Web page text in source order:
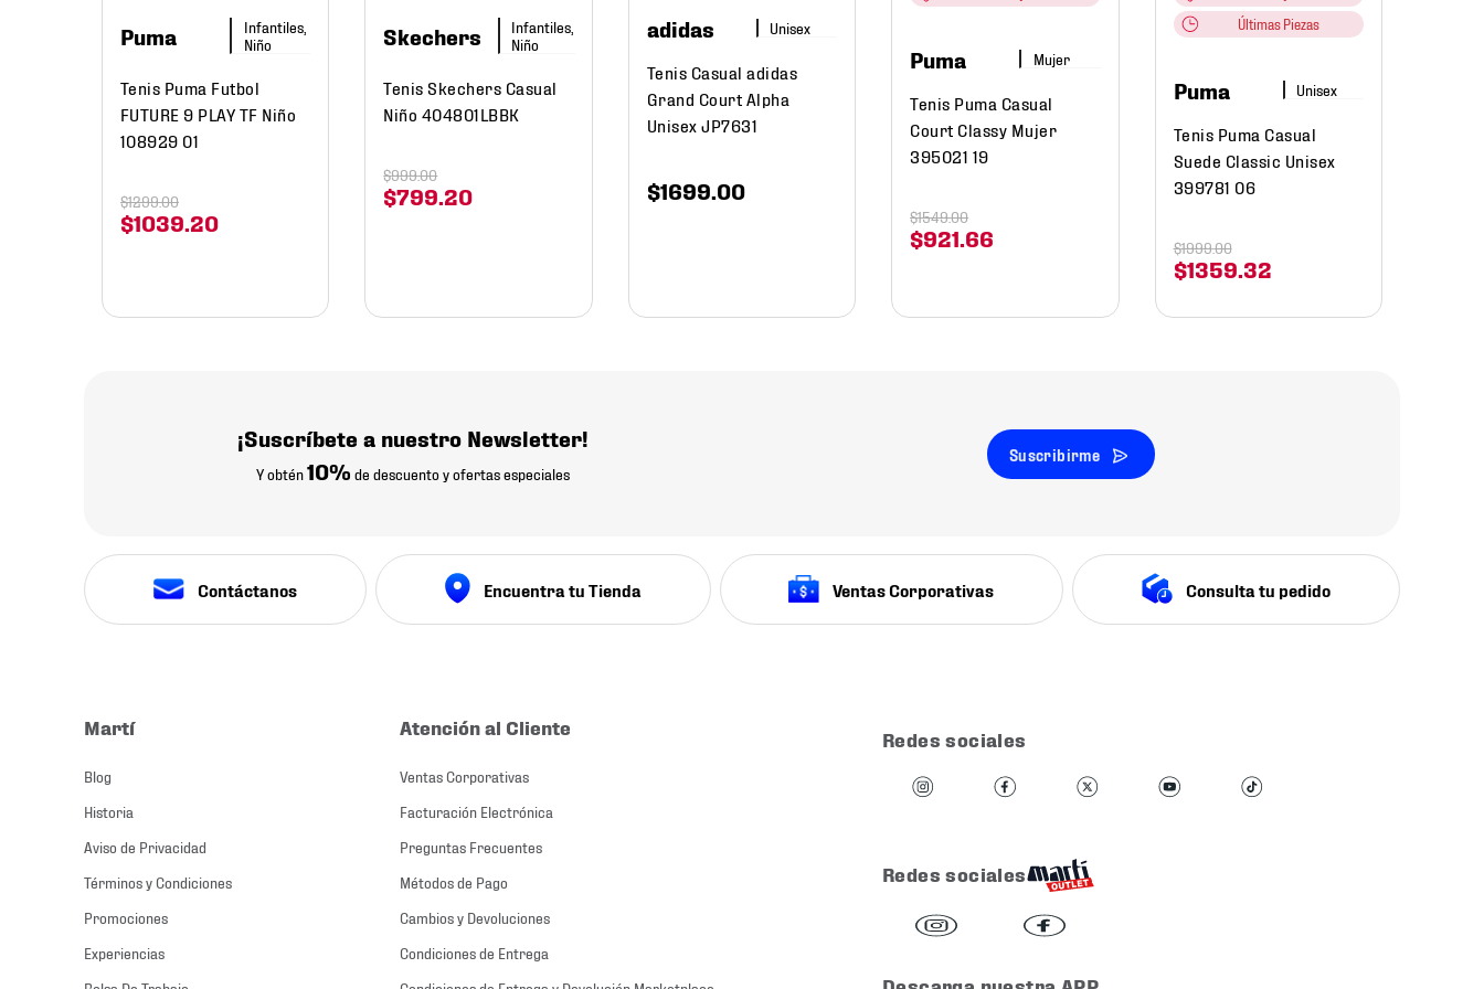
Puma
Infantiles,
Niño
Tenis Puma Futbol
FUTURE 9 PLAY TF Niño
108929 01
$1039.20
$1299.00
Skechers
Infantiles,
Niño
Tenis Skechers Casual
Niño 404801LBBK
$799.20
$999.00
adidas
Tenis Casual adidas
Grand Court Alpha
Unisex JP7631
$1699.00
Puma Mujer
Tenis Puma Casual
Court Classy Mujer
395021 19
$921.66
$1549.00
Últimas Piezas
Puma
Tenis Puma Casual
Suede Classic Unisex
399781 06
$1359.32
$1999.00
¡Suscríbete a nuestro Newsletter!
Y obtén10% de descuento y ofertas especiales
Suscribirme
Contáctanos Encuentra tu Tienda Ventas Corporativas Consulta tu pedido
Martí
Blog
Historia
Aviso de Privacidad
Términos y Condiciones
Promociones
Experiencias
Atención al Cliente
Ventas Corporativas
Facturación Electrónica
Preguntas Frecuentes
Métodos de Pago
Cambios y Devoluciones
Condiciones de Entrega
Redes sociales
Redes sociales